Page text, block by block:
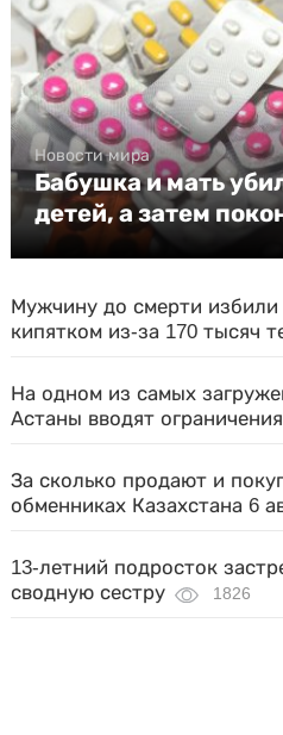
Новости мира
Бабушка и мать
детей, а затем
Мужчину до смерти
кипятком из-за 170 тысяч
На одном из самых
Астаны вводят ограничения
За сколько продают и
обменниках Казахстана 6
13-летний подросток
сводную сестру
1826